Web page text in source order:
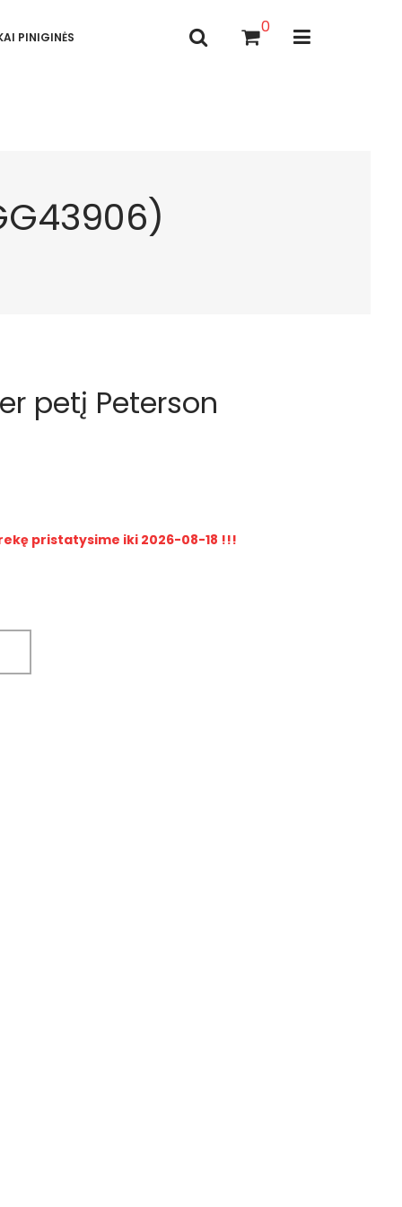
PINIGINĖS
0
petį Peterson
pristatysime iki 2026-08-18 !!!